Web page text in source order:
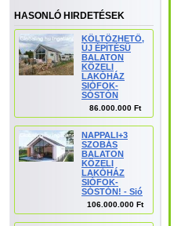
HASONLÓ HIRDETÉSEK
KÖLTÖZHETŐ,
ÚJ ÉPÍTÉSŰ
BALATON
KÖZELI
LAKÓHÁZ
SIÓFOK-
SÓSTÓN
86.000.000 Ft
NAPPALI+3
SZOBÁS
BALATON
KÖZELI
LAKÓHÁZ
SIÓFOK-
SÓSTÓN! - Sió
106.000.000 Ft